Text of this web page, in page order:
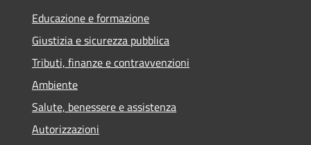
Educazione e formazione
Giustizia e sicurezza pubblica
Tributi, finanze e contravvenzioni
Ambiente
Salute, benessere e assistenza
Autorizzazioni